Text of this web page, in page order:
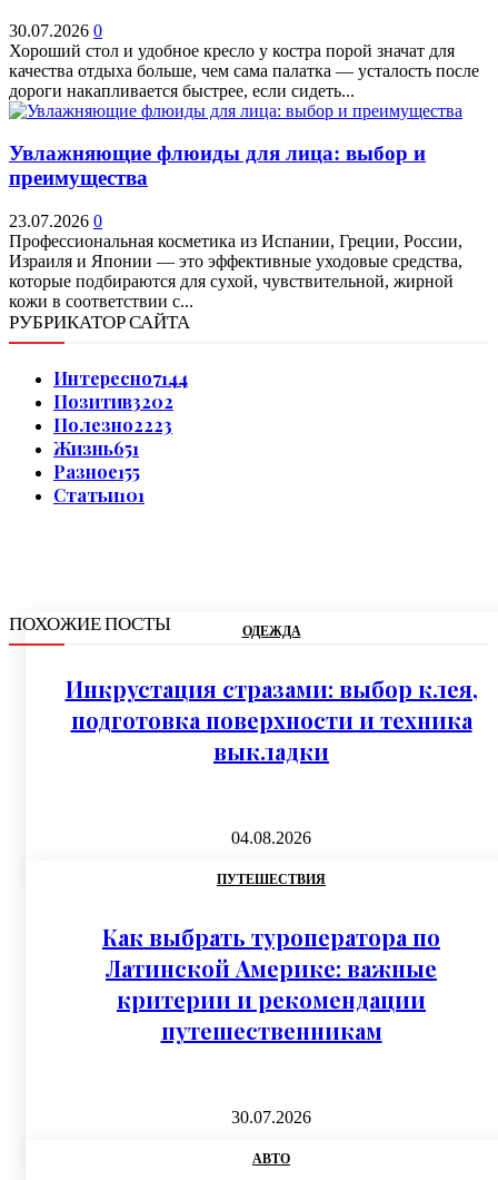
30.07.2026 0
Хороший стол и удобное кресло у костра порой значат для
качества отдыха больше, чем сама палатка — усталость после
дороги накапливается быстрее, если сидеть...
Увлажняющие флюиды для лица: выбор и
преимущества
23.07.2026 0
Профессиональная косметика из Испании, Греции, России,
Израиля и Японии — это эффективные уходовые средства,
которые подбираются для сухой, чувствительной, жирной
кожи в соответствии с...
РУБРИКАТОР САЙТА
Интересно7144
Позитив3202
Полезно2223
Жизнь651
Разное155
Статьи101
ПОХОЖИЕ ПОСТЫ ОДЕЖДА
Инкрустация стразами: выбор клея,
подготовка поверхности и техника
выкладки
04.08.2026
ПУТЕШЕСТВИЯ
Как выбрать туроператора по
Латинской Америке: важные
критерии и рекомендации
путешественникам
30.07.2026
АВТО